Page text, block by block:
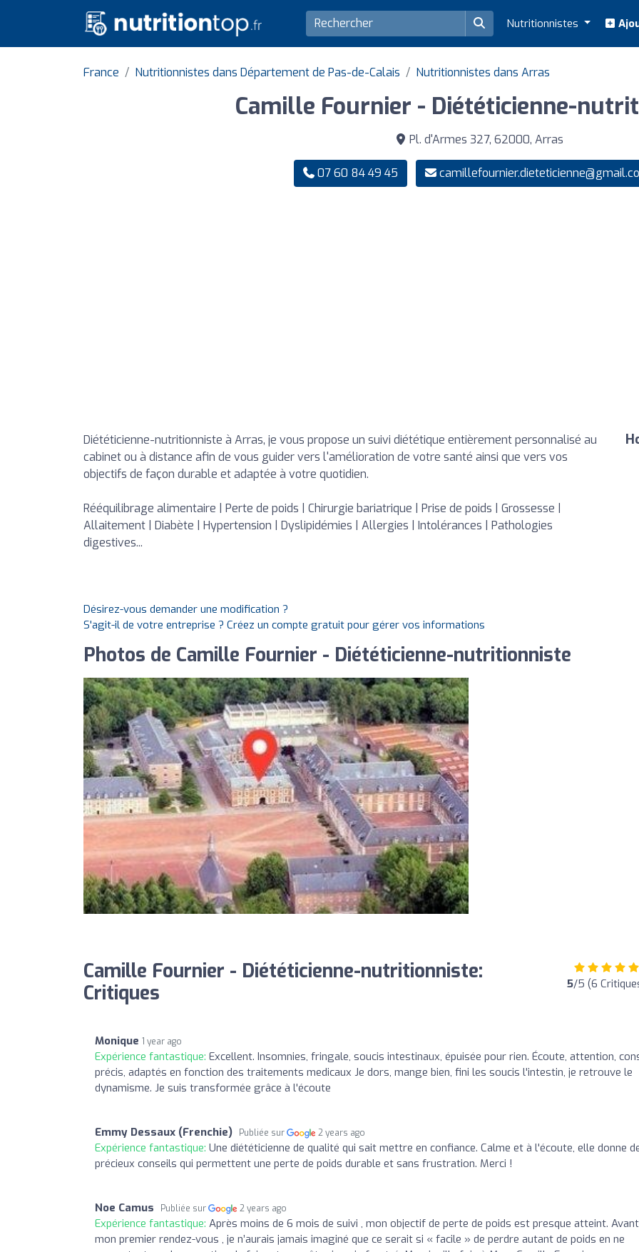
Nutritionnistes
France Nutritionnistes dans Département de Pas-de-Calais Nutritionnistes dans Arras
Camille Fournier - Diététicienne-
Pl. d'Armes 327, 62000, Arras
07 60 84 49 45
Diététicienne-nutritionniste à Arras, je vous propose un suivi diététique entièrement personnalisé au
cabinet ou à distance afin de vous guider vers l'amélioration de votre santé ainsi que vers vos
objectifs de façon durable et adaptée à votre quotidien.
Rééquilibrage alimentaire | Perte de poids | Chirurgie bariatrique | Prise de poids | Grossesse |
Allaitement | Diabète | Hypertension | Dyslipidémies | Allergies | Intolérances | Pathologies
digestives...
Désirez-vous demander une modification ?
S'agit-il de votre entreprise ? Créez un compte gratuit pour gérer vos informations
Photos de Camille Fournier - Diététicienne-nutritionniste
Camille Fournier - Diététicienne-nutritionniste:
Critiques
5/5 (6
Monique 1 year ago
Expérience fantastique: Excellent. Insomnies, fringale, soucis intestinaux, épuisée pour rien. Écoute, attention,
précis, adaptés en fonction des traitements medicaux Je dors, mange bien, fini les soucis l'intestin, je retrouve le
dynamisme. Je suis transformée grâce à l'écoute
Emmy Dessaux (Frenchie) Publiée sur 2 years ago
Expérience fantastique: Une diététicienne de qualité qui sait mettre en confiance. Calme et à l'écoute, elle donne
précieux conseils qui permettent une perte de poids durable et sans frustration. Merci !
Noe Camus Publiée sur 2 years ago
Expérience fantastique: Après moins de 6 mois de suivi , mon objectif de perte de poids est presque atteint. Avant
mon premier rendez-vous , je n’aurais jamais imaginé que ce serait si « facile » de perdre autant de poids en ne